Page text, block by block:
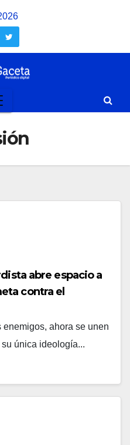
abre espacio a
contra el
ahora se unen
única ideología...